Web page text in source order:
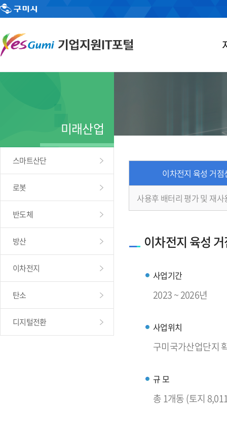
미래산업
스마트산단
로봇
반도체
방산
이차전지
탄소
디지털전환
이차전지 육성 거점
사용후 배터리 평가 및 재
이차전지 육성
사업기간
2023 ~ 2026년
사업위치
구미국가산업단지
규 모
총 1개동 (토지